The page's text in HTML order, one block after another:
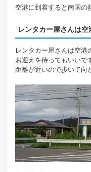
空港に到着すると南国の
レンタカー屋さんは空
レンタカー屋さんは空港
お迎えを待ってもいいで
距離が近いので歩いて向